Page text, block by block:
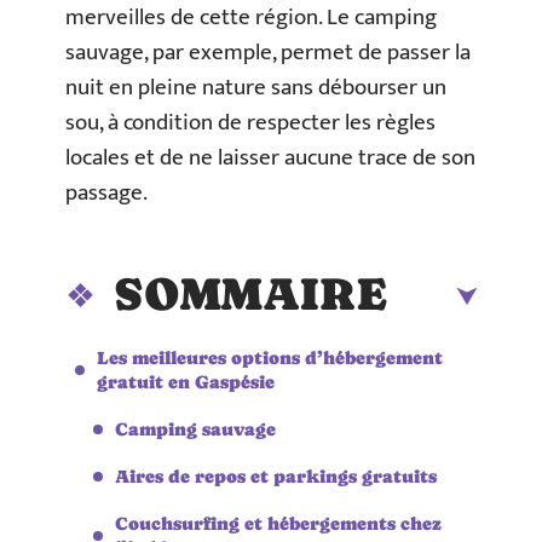
merveilles de cette région. Le camping
sauvage, par exemple, permet de passer la
nuit en pleine nature sans débourser un
sou, à condition de respecter les règles
locales et de ne laisser aucune trace de son
passage.
SOMMAIRE
Les meilleures options d’hébergement
gratuit en Gaspésie
Camping sauvage
Aires de repos et parkings gratuits
Couchsurfing et hébergements chez